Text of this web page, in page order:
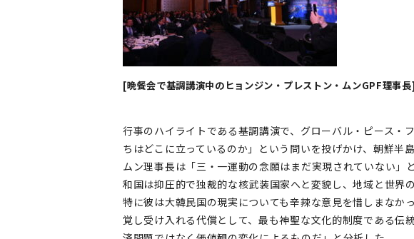
[晩餐会で基調講演中のヒョンジン・プレストン・ムンGPF理事長]
行事のハイライトである基調講演で、グローバル・ピース
ちはどこに立っているのか」という問いを投げかけ、朝鮮半
ムン理事長は「三・一運動の念願はまだ実現されていない
和国は抑圧的で独裁的な核武装国家へと変貌し、地域と世界
特に彼は大韓民国の現実についても辛辣な意見を惜しまな
覚し受け入れる代償として、最も神聖な文化的制度である